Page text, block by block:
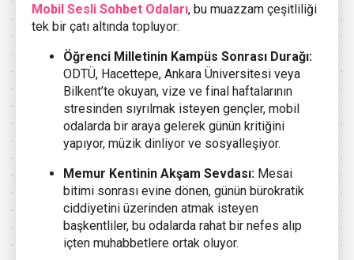
Mobil Sesli Sohbet Odaları, bu muazzam çeşitliliği
tek bir çatı altında topluyor:
Öğrenci Milletinin Kampüs Sonrası Durağı:
ODTÜ, Hacettepe, Ankara Üniversitesi veya
Bilkent’te okuyan, vize ve final haftalarının
stresinden sıyrılmak isteyen gençler, mobil
odalarda bir araya gelerek günün kritiğini
yapıyor, müzik dinliyor ve sosyalleşiyor.
Memur Kentinin Akşam Sevdası: Mesai
bitimi sonrası evine dönen, günün bürokratik
ciddiyetini üzerinden atmak isteyen
başkentliler, bu odalarda rahat bir nefes alıp
içten muhabbetlere ortak oluyor.